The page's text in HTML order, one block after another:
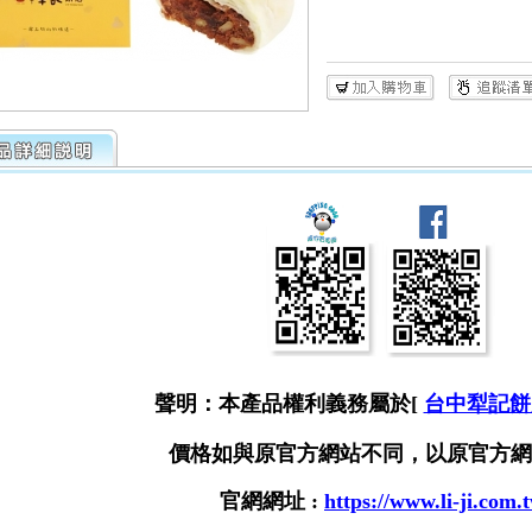
聲明：本產品權利義務屬於[ 台中犁記
價格如與原官方網站不同，以原官方
官網網址 : https://www.li-